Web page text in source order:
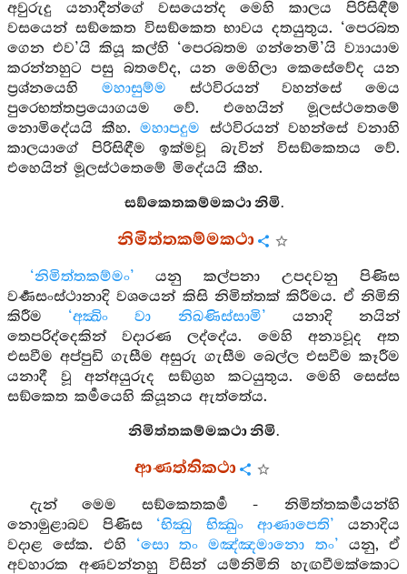
අවුරුදු යනාදීන්ගේ වසයෙන්ද මෙහි කාලය පිරිසිඳීම්
වසයෙන් සඞ්කෙත විසඞ්කෙත භාවය දතයුතුය. ‘පෙරබත
ගෙන එව’යි කියූ කල්හි ‘පෙරබතම ගන්නෙමි’යි ව්‍යායාම
කරන්නහුට පසු බතවේද, යන මෙහිලා කෙසේවේද යන
ප්‍රශ්නයෙහි මහාසුම්ම ස්ථවිරයන් වහන්සේ මෙය
පුරෙභත්තප්‍රයොගයම වේ. එහෙයින් මූලස්ථතෙමේ
නොමිදේයයි කීහ.මහාපදුම ස්ථවිරයන් වහන්සේ වනාහි
කාලයාගේ පිරිසිඳීම ඉක්මවූ බැවින් විසඞ්කෙතය වේ.
එහෙයින් මූලස්ථතෙමේ මිදේයයි කීහ.
සඞ්කෙතකම්මකථා නිමි.
නිමිත්තකම්මකථා
‘නිමිත්තකම්මං’ යනු කල්පනා උපදවනු පිණිස
වර්‍ණසංස්ථානාදි වශයෙන් කිසි නිමිත්තක් කිරීමය. ඒ නිමිති
කිරීම ‘අක්‍ඛිං වා නිඛණිස්සාමි’ යනාදි නයින්
තෙපරිද්දෙකින් වදාරණ ලද්දේය. මෙහි අන්‍යවූද අත
එසවීම අප්පුඩි ගැසීම අසුරු ගැසීම බෙල්ල එසවීම කෑරීම
යනාදී වූ අන්අයුරුද සඞ්ග්‍රහ කටයුතුය. මෙහි සෙස්ස
සඞ්කෙත කර්‍මයෙහි කියූනය ඇත්තේය.
නිමිත්තකම්මකථා නිමි.
ආණත්තිකථා
දැන් මෙම සඞ්කෙතකර්‍ම - නිමිත්තකර්‍මයන්හි
නොමුළාබව පිණිස ‘භික්‍‍‍ඛු භික්‍‍‍ඛුං ආණාපෙති’ යනාදිය
වදාළ සේක. එහි ‘සො තං මඤ්ඤමානො තං’ යනු, ඒ
අවහාරක අණවන්නහු විසින් යම්නිමිති හැඟවීමක්කොට